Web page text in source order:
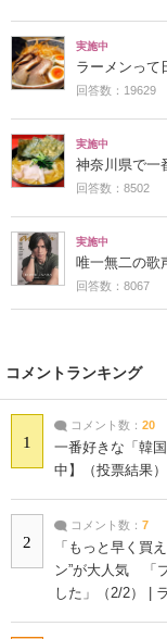
実施中
ラーメンって
回答数：19629
実施中
神奈川県で一
回答数：8502
実施中
唯一無二の歌
回答数：8067
コメントランキング
1
コメント数： 20
一番好きな「韓
中】（投票結果
2
コメント数： 7
「もっと早く買
ン”が大人気 「
した」（2/2） |